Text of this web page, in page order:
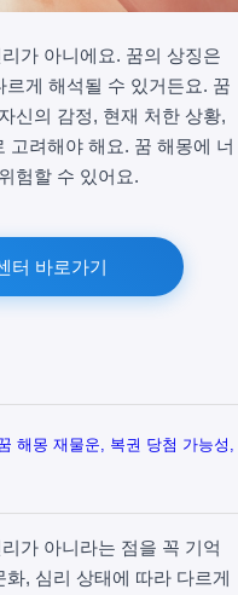
가 아니에요. 꿈의 상징은
게 해석될 수 있거든요. 꿈
신의 감정, 현재 처한 상황,
고려해야 해요. 꿈 해몽에 너
험할 수 있어요.
터 바로가기
해몽 재물운, 복권 당첨 가능성,
가 아니라는 점을 꼭 기억
, 심리 상태에 따라 다르게